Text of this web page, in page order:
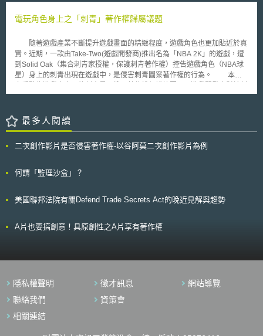
機構之設立」、「人才培育」等面向，全面檢視並調整與氫供應鏈相關的法
運作模式及招募成員情形。 運作模式上，協議會設有秘書處、營運委
一類成員、第二類成員及一般成員。第一類成員與第二類成員組成特別工作
小組（タスクフォース），小組成員間會交換不對外公開且尚未確認的機密
資訊，一般成員則依循特別工作小組提供的資訊及因應對策，加以實際運
用。經營運報告統計，自協議會成立（2019年4月1日）至同年年底，一共
已於今年三月開放申請加入，預計五月確定第三期成員。此外，營運報告中
列有協議會成員名簿，成員包含內閣官房首長、資訊處理推進機構（情報処
理推進機構）、宮城縣網路安全協議會、NTT DOCOMO電信公司、成田國
公部門及產業之基礎網路安全。
電玩角色身上之「刺青」著作權歸屬議題
隨著遊戲產業不斷提升遊戲畫面的精緻程度，遊戲角色也更加貼近於真
實。近期，一款由Take-Two(遊戲開發商)推出名為「NBA 2K」的遊戲，遭
到Solid Oak（集合刺青家授權，保護刺青著作權）控告遊戲角色（NBA球
星）身上的刺青出現在遊戲中，是侵害刺青圖案著作權的行為。 本案
青的再次使用及展示有無違著作權法。Solid Oak顯然符合關於著作權法對
權協議，因此推斷刺青師仍保有著作權。Take-Two主張在遊戲的使用上屬
於公平且微量的。他們在遊戲中所呈現之畫面，其唯一目的是保持運動員真
於本案仍在訴訟中，未來是否能肯認此為合理使用，並未明確。現階段如要
或由運動員與刺青師簽約並取得授權，進而使遊戲開發商出版遊戲時，得透
象於遊戲中呈現的著作權歸屬，智財權議題越趨多元。未來在快速變遷的時
最多人閱讀
二次創作影片是否侵害著作權-以谷阿莫二次創作影片為例
何謂「監理沙盒」？
美國聯邦法院有關Defend Trade Secrets Act的晚近見解與趨勢
A片也要搞創意！具原創性之A片享有著作權
隱私權聲明 徵才訊息
網站導覽
聯絡我們
資策會
相關連結